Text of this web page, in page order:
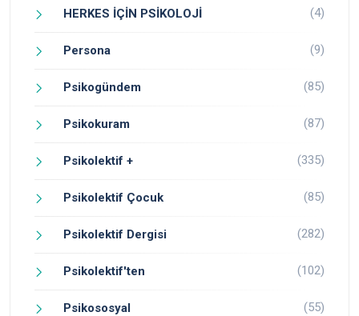
HERKES İÇİN PSİKOLOJİ (4)
Persona (9)
Psikogündem (85)
Psikokuram (87)
Psikolektif + (335)
Psikolektif Çocuk (85)
Psikolektif Dergisi (282)
Psikolektif'ten (102)
Psikososyal (55)